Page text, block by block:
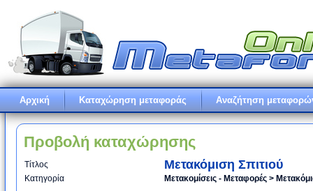
Αρχική Καταχώρηση μεταφοράς Αναζήτηση
Προβολή καταχώρησης
Τίτλος Μετακόμιση Σπιτιού
Κατηγορία Μετακομίσεις - Μεταφορές >